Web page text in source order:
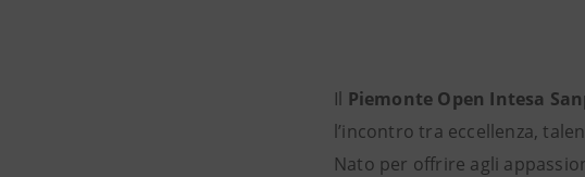
Il Piemonte Open Intesa
l’incontro tra eccellenza,
Nato per offrire agli